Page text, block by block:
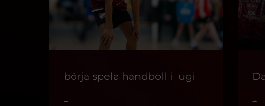
börja spela handboll i lugi
⭢ ⭢